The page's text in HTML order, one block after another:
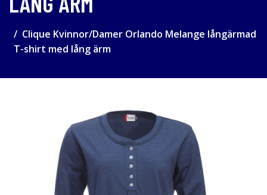
Clique Kvinnor/Damer Orlando Melange långärmad
T-shirt med lång ärm